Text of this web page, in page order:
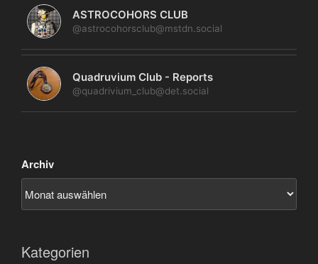
ASTROCOHORS CLUB
@astrocohorsclub@mstdn.social
Quadruvium Club - Reports
@quadrivium_club@det.social
Archiv
Kategorien